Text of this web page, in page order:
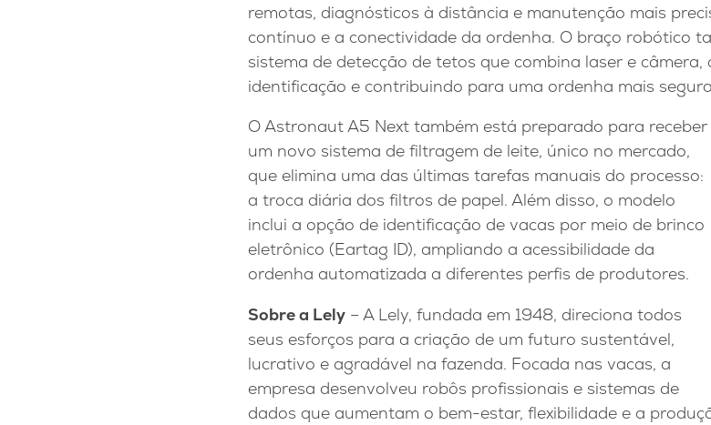
remotas, diagnósticos à distância e manutenção mais
contínuo e a conectividade da ordenha. O braço robótico
sistema de detecção de tetos que combina laser e
identificação e contribuindo para uma ordenha mais
O Astronaut A5 Next também está preparado para receber
um novo sistema de filtragem de leite, único no mercado,
que elimina uma das últimas tarefas manuais do processo:
a troca diária dos filtros de papel. Além disso, o modelo
inclui a opção de identificação de vacas por meio de brinco
eletrônico (Eartag ID), ampliando a acessibilidade da
ordenha automatizada a diferentes perfis de produtores.
Sobre a Lely – A Lely, fundada em 1948, direciona todos
seus esforços para a criação de um futuro sustentável,
lucrativo e agradável na fazenda. Focada nas vacas, a
empresa desenvolveu robôs profissionais e sistemas de
dados que aumentam o bem-estar, flexibilidade e a